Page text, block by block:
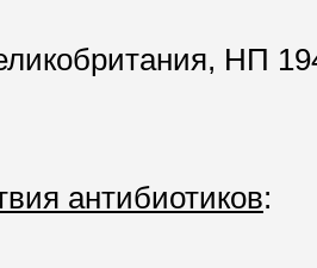
НП
антибиотиков: